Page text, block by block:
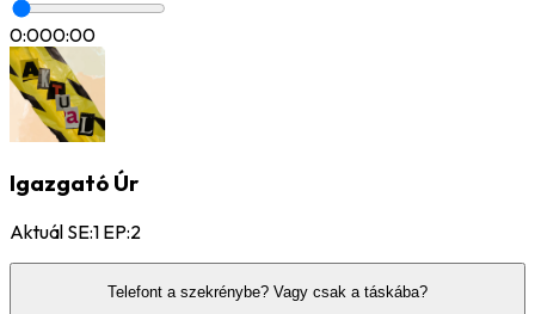
0:000:00
Igazgató Úr
Aktuál SE:1 EP:2
Telefont a szekrénybe? Vagy csak a táskába?